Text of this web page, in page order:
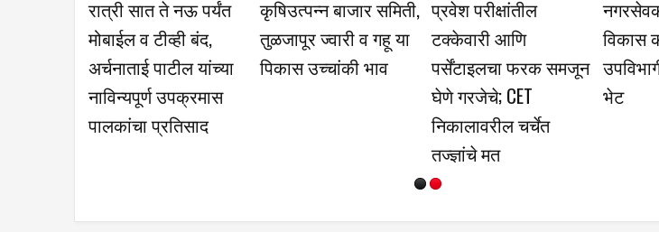
नगरसेवकांनी घेतली
विकास कामासंदर्भात
उपविभागीय अधिकाऱ्यांची
बाळूमामा पालखीची आरती
दुधगावकर यांच्या हस्ते
परंडा- लातूर- उदगीर
एसटी बस सोडण्याची
मागणी
रात्री सात ते नऊ
मोबाईल व टीव्ही बंद,
अर्चनाताई पाटील
नाविन्यपूर्ण उपक्रमास
पालकांचा प्रतिसाद